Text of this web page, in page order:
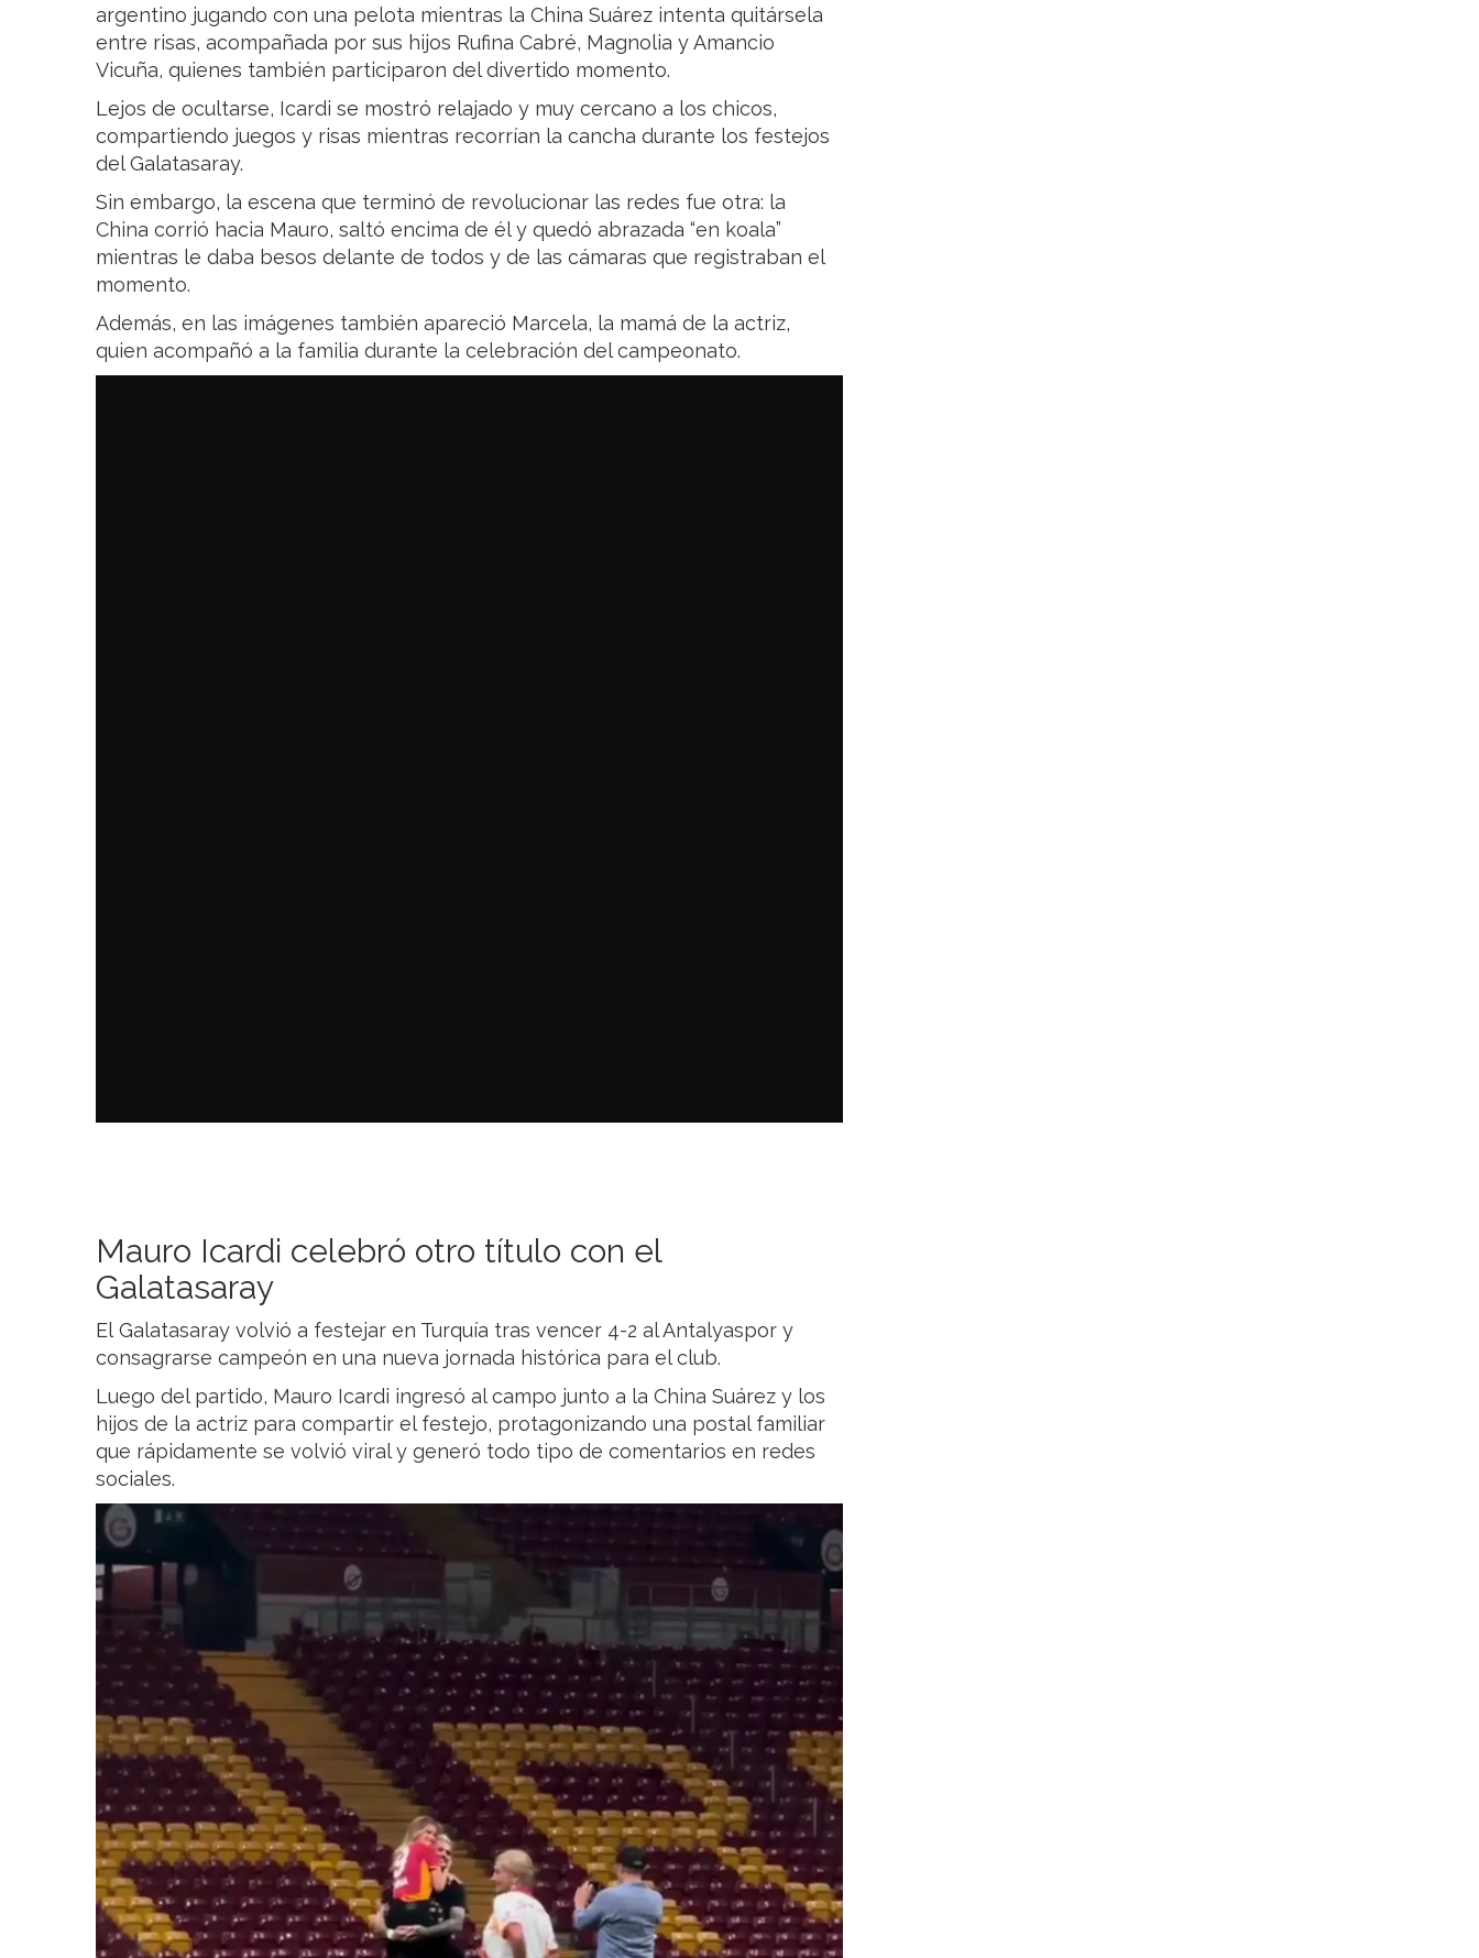
argentino jugando con una pelota mientras la China Suárez intenta quitársela
entre risas, acompañada por sus hijos Rufina Cabré, Magnolia y Amancio
Vicuña, quienes también participaron del divertido momento.
Lejos de ocultarse, Icardi se mostró relajado y muy cercano a los chicos,
compartiendo juegos y risas mientras recorrían la cancha durante los festejos
del Galatasaray.
Sin embargo, la escena que terminó de revolucionar las redes fue otra: la
China corrió hacia Mauro, saltó encima de él y quedó abrazada “en koala”
mientras le daba besos delante de todos y de las cámaras que registraban el
momento.
Además, en las imágenes también apareció Marcela, la mamá de la actriz,
quien acompañó a la familia durante la celebración del campeonato.
Mauro Icardi celebró otro título con el
Galatasaray
El Galatasaray volvió a festejar en Turquía tras vencer 4-2 al Antalyaspor y
consagrarse campeón en una nueva jornada histórica para el club.
Luego del partido, Mauro Icardi ingresó al campo junto a la China Suárez y los
hijos de la actriz para compartir el festejo, protagonizando una postal familiar
que rápidamente se volvió viral y generó todo tipo de comentarios en redes
sociales.